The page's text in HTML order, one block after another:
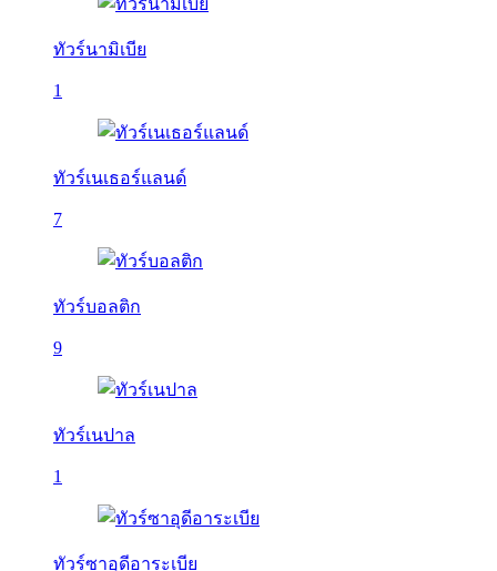
ทัวร์นามิเบีย
1
ทัวร์เนเธอร์แลนด์
7
ทัวร์บอลติก
9
ทัวร์เนปาล
1
ทัวร์ซาอุดีอาระเบีย